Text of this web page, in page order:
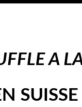
A
SUISSE